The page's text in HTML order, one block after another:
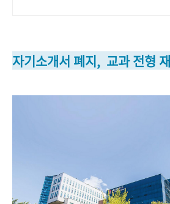
자기소개서 폐지, 교과 전형